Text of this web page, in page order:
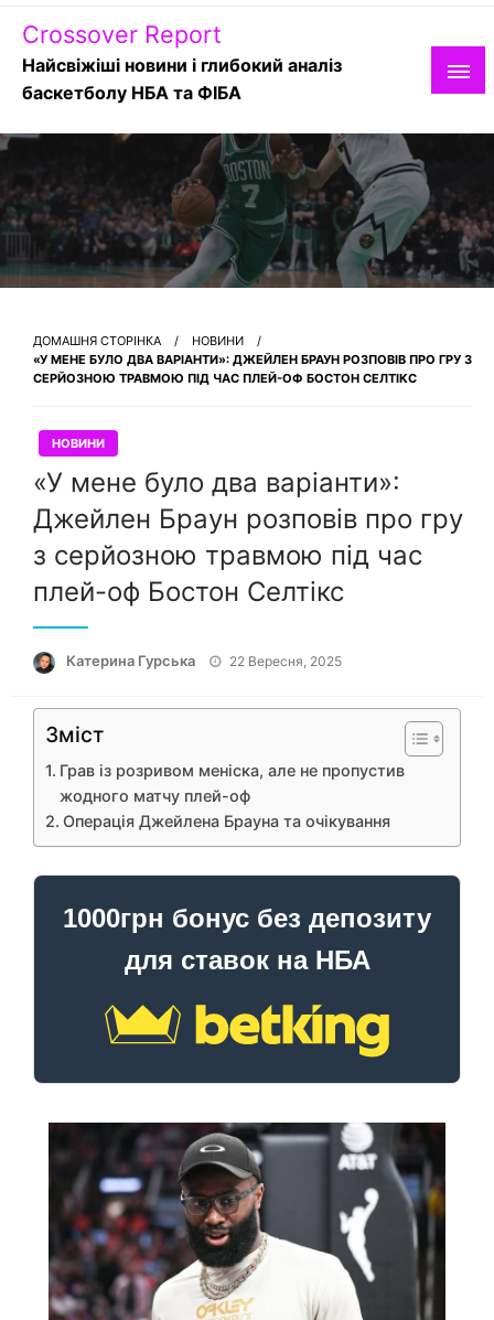
Skip
content
Crossover Report
Найсвіжіші новини і глибокий аналіз
баскетболу НБА та ФІБА
ДОМАШНЯ СТОРІНКА
НОВИНИ
«У МЕНЕ БУЛО ДВА ВАРІАНТИ»: ДЖЕЙЛЕН БРАУН РОЗПОВІВ ПРО ГРУ З
СЕРЙОЗНОЮ ТРАВМОЮ ПІД ЧАС ПЛЕЙ-ОФ БОСТОН СЕЛТІКС
НОВИНИ
«У мене було два варіанти»:
Джейлен Браун розповів про гру
з серйозною травмою під час
плей-оф Бостон Селтікс
Катерина Гурська Опубліковано
22 Вересня, 2025
Зміст
Грав із розривом меніска, але не пропустив
жодного матчу плей-оф
Операція Джейлена Брауна та очікування
1000грн бонус без депозиту
для ставок на НБА